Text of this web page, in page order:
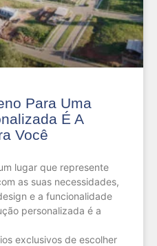
Para Uma
É A
Você
lugar que represente
as suas necessidades,
e a funcionalidade
personalizada é a
exclusivos de escolher